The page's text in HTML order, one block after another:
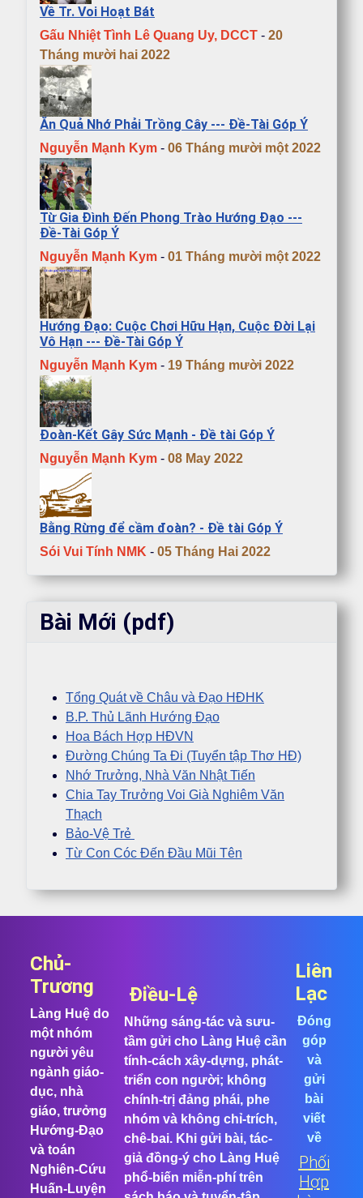
Bài Mới (pdf)
Tổng Quát về Châu và Đạo HĐHK
B.P. Thủ Lãnh Hướng Đạo
Hoa Bách Hợp HĐVN
Đường Chúng Ta Đi (Tuyển tập Thơ HĐ)
Nhớ Trưởng, Nhà Văn Nhật Tiến
Chia Tay Trưởng Voi Già Nghiêm Văn
Thạch
Bảo-Vệ Trẻ
Từ Con Cóc Đến Đầu Mũi Tên
Về Tr. Voi Hoạt Bát
Gấu Nhiệt Tình Lê Quang Uy, DCCT - 20
Tháng mười hai 2022
Ăn Quả Nhớ Phải Trồng Cây --- Đề-Tài Góp Ý
Nguyễn Mạnh Kym - 06 Tháng mười một 2022
Từ Gia Đình Đến Phong Trào Hướng Đạo ---
Đề-Tài Góp Ý
Nguyễn Mạnh Kym - 01 Tháng mười một 2022
Hướng Đạo: Cuộc Chơi Hữu Hạn, Cuộc Đời Lại
Vô Hạn --- Đề-Tài Góp Ý
Nguyễn Mạnh Kym - 19 Tháng mười 2022
Đoàn-Kết Gây Sức Mạnh - Đề tài Góp Ý
Nguyễn Mạnh Kym - 08 May 2022
Bằng Rừng để cầm đoàn? - Đề tài Góp Ý
Sói Vui Tính NMK - 05 Tháng Hai 2022
Chủ-
Trương
Làng Huệ do
một nhóm
người yêu
ngành giáo-
dục, nhà
giáo, trưởng
Hướng-Đạo
và toán
Nghiên-Cứu
Huấn-Luyện
Điều-Lệ
Những sáng-tác và sưu-
tầm gửi cho Làng Huệ cần
tính-cách xây-dựng, phát-
triển con người; không
chính-trị đảng phái, phe
nhóm và không chỉ-trích,
chê-bai. Khi gửi bài, tác-
giả đồng-ý cho Làng Huệ
phổ-biến miễn-phí trên
Liên
Lạc
Đóng
góp
và
gửi
bài
viết
về
Phối
Hợp